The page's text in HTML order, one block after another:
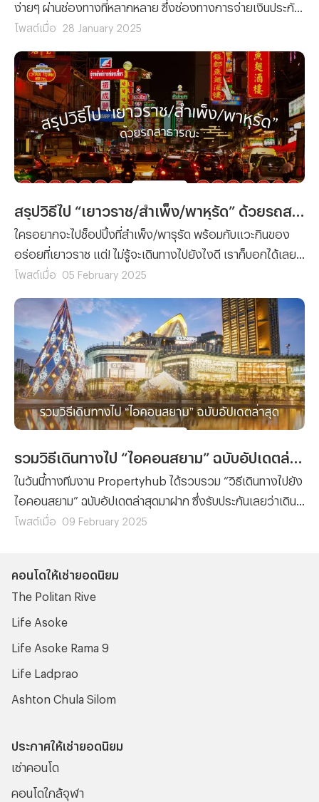
ง่ายๆ ผ่านช่องทางที่หลากหลาย ซึ่งช่องทางการจ่ายเงินประกัน
สังคมด้วยตัวเองจะมีช่องทางไหนบ้างนั้น เราไปติดตามข้อมูล
โพสต์เมื่อ 28 January 2025
ใครอยากจะไปช็อปปิ้งที่สำเพ็ง/พารุรัด พร้อมกับแวะกินของ
อร่อยที่เยาวราช แต่! ไม่รู้จะเดินทางไปยังไงดี เราก็บอกได้เลย
ว่าบทความนี้มีคำตอบ! เพราะวันนี้ทีมงาน Propertyhub ได้
ฝาก!
โพสต์เมื่อ 05 February 2025
ในวันนี้ทางทีมงาน Propertyhub ได้รวบรวม “วิธีเดินทางไปยัง
ไอคอนสยาม” ฉบับอัปเดตล่าสุดมาฝาก ซึ่งรับประกันเลยว่าเดิน
ทางง่าย ไม่ซับซ้อนและเดินทางไปถึงไอคอนสยามได้อย่าง
โพสต์เมื่อ 09 February 2025
คอนโดให้เช่ายอดนิยม
The Politan Rive
Life Asoke
Life Asoke Rama 9
Life Ladprao
Ashton Chula Silom
ประกาศให้เช่ายอดนิยม
เช่าคอนโด
คอนโดใกล้จุฬา